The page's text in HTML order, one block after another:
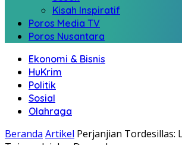
Kisah Inspiratif
Poros Media TV
Poros Nusantara
Ekonomi & Bisnis
HuKrim
Politik
Sosial
Olahraga
Beranda Artikel Perjanjian Tordesillas: